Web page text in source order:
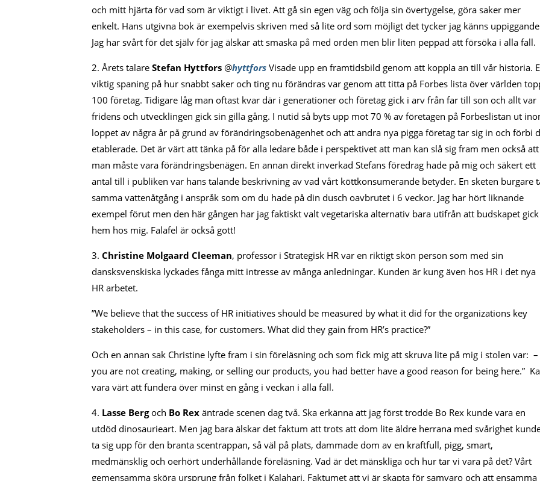
och mitt hjärta för vad som är viktigt i livet. Att gå sin egen väg och följa sin övertygelse, göra saker mer
enkelt. Hans utgivna bok är exempelvis skriven med så lite ord som möjligt det tycker jag känns
Jag har svårt för det själv för jag älskar att smaska på med orden men blir liten peppad att försöka i alla fall.
2. Årets talare Stefan Hyttfors @hyttfors Visade upp en framtidsbild genom att koppla an till vår historia.
viktig spaning på hur snabbt saker och ting nu förändras var genom att titta på Forbes lista över världen
100 företag. Tidigare låg man oftast kvar där i generationer och företag gick i arv från far till son och allt var
fridens och utvecklingen gick sin gilla gång. I nutid så byts upp mot 70 % av företagen på Forbeslistan ut
loppet av några år på grund av förändringsobenägenhet och att andra nya pigga företag tar sig in och förbi
etablerade. Det är värt att tänka på för alla ledare både i perspektivet att man kan slå sig fram men också att
man måste vara förändringsbenägen. En annan direkt inverkad Stefans föredrag hade på mig och säkert ett
antal till i publiken var hans talande beskrivning av vad vårt köttkonsumerande betyder. En sketen burgare
samma vattenåtgång i anspråk som om du hade på din dusch oavbrutet i 6 veckor. Jag har hört liknande
exempel förut men den här gången har jag faktiskt valt vegetariska alternativ bara utifrån att budskapet gick
hem hos mig. Falafel är också gott!
3. Christine Molgaard Cleeman, professor i Strategisk HR var en riktigt skön person som med sin
dansksvenskiska lyckades fånga mitt intresse av många anledningar. Kunden är kung även hos HR i det nya
HR arbetet.
”We believe that the success of HR initiatives should be measured by what it did for the organizations key
stakeholders – in this case, for customers. What did they gain from HR’s practice?”
Och en annan sak Christine lyfte fram i sin föreläsning och som fick mig att skruva lite på mig i stolen var: –
you are not creating, making, or selling our products, you had better have a good reason for being here.”
vara värt att fundera över minst en gång i veckan i alla fall.
4. Lasse Bergoch Bo Rex äntrade scenen dag två. Ska erkänna att jag först trodde Bo Rex kunde vara en
utdöd dinosaurieart. Men jag bara älskar det faktum att trots att dom lite äldre herrana med svårighet
ta sig upp för den branta scentrappan, så väl på plats, dammade dom av en kraftfull, pigg, smart,
medmänsklig och oerhört underhållande föreläsning. Vad är det mänskliga och hur tar vi vara på det? Vårt
gemensamma sköra ursprung från folket i Kalahari. Faktumet att vi är skapta för samvaro och att ensamma